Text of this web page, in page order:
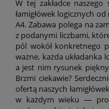
W tej zakładce
łamigłówek logicznych
A4. Zabawa polega na
z podanymi liczbami,
pól wokół konkretnego
ważne, każda układanka
a jest nim rysunek
Brzmi ciekawie?
ofertą naszych
w każdym wieku —